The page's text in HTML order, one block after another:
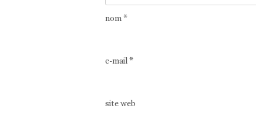
nom *
e-mail *
site web